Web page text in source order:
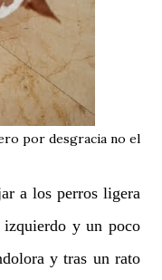
por desgracia no el
a los perros ligera
izquierdo y un poco
y tras un rato